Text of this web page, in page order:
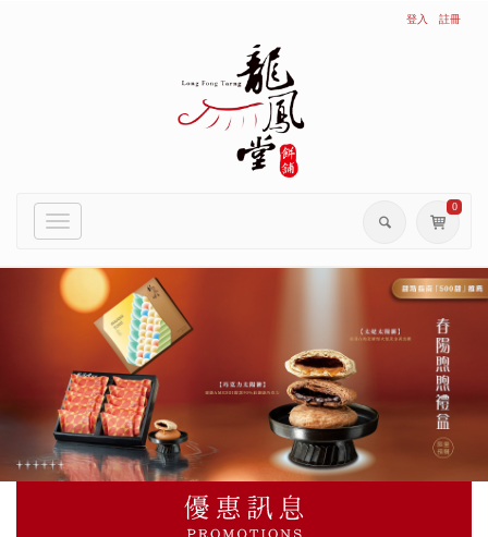
登入 註冊
Toggle
0